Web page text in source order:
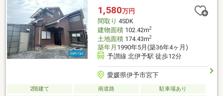
1,580万円
間取り 4SDK
建物面積102.42m2
土地面積174.43m2
築年月 1990年5月(築36年4ヶ月)
予讃線 北伊予駅 徒歩12分
愛媛県伊予市宮下
2階建て 南道路
駐車場あり